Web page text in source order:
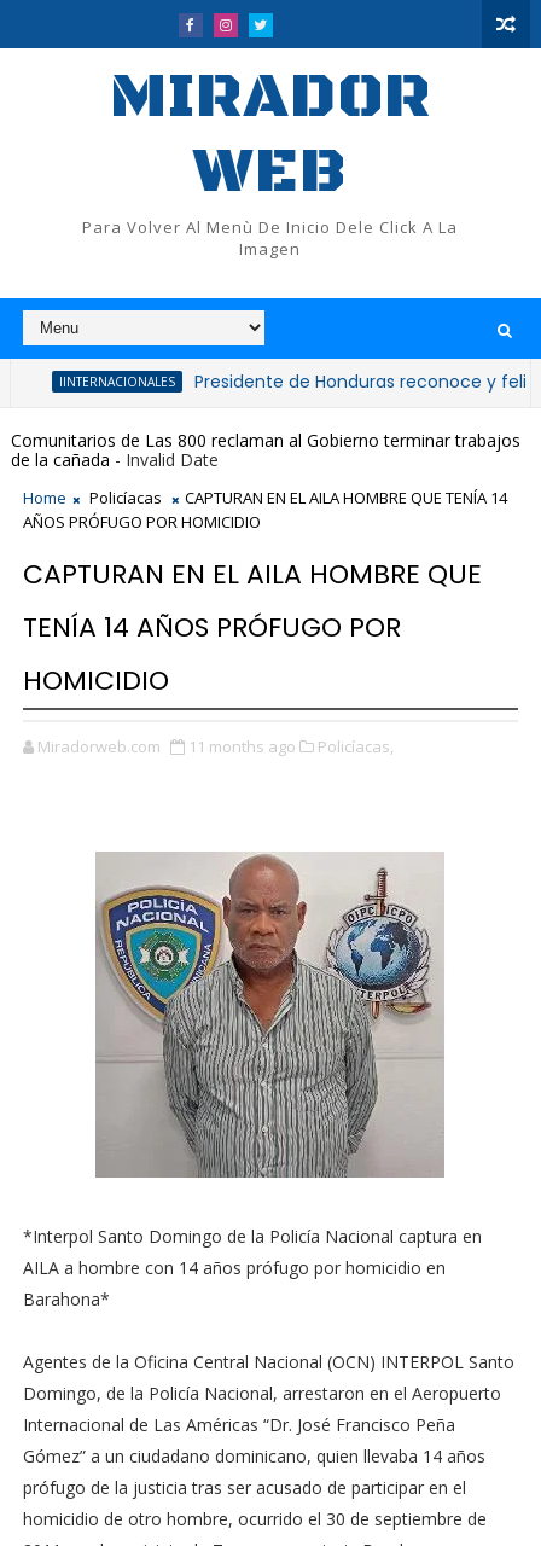
MIRADOR
WEB
Para Volver Al Menù De Inicio Dele Click A La
Imagen
Presidente de Honduras reconoce y felicita al
Comunitarios de Las 800 reclaman al Gobierno terminar trabajos
de la cañada - Invalid Date
Home Policíacas
CAPTURAN EN EL AILA HOMBRE QUE TENÍA 14
AÑOS PRÓFUGO POR HOMICIDIO
CAPTURAN EN EL AILA HOMBRE QUE
TENÍA 14 AÑOS PRÓFUGO POR
HOMICIDIO
Miradorweb.com 11 months ago Policíacas,
*Interpol Santo Domingo de la Policía Nacional captura en
AILA a hombre con 14 años prófugo por homicidio en
Barahona*
Agentes de la Oficina Central Nacional (OCN) INTERPOL Santo
Domingo, de la Policía Nacional, arrestaron en el Aeropuerto
Internacional de Las Américas “Dr. José Francisco Peña
Gómez” a un ciudadano dominicano, quien llevaba 14 años
prófugo de la justicia tras ser acusado de participar en el
homicidio de otro hombre, ocurrido el 30 de septiembre de